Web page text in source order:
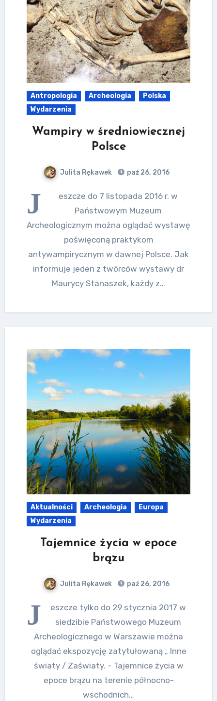
Antropologia Archeologia
Polska
Wydarzenia
Wampiry w średniowiecznej
Polsce
Julita Rękawek paź 26, 2016
J
eszcze do 7 listopada 2016 r. w
Państwowym Muzeum
Archeologicznym można oglądać wystawę
poświęconą praktykom
antywampirycznym w dawnej Polsce. Jak
informuje jeden z twórców wystawy dr
Maurycy Stanaszek, każdy z…
Aktualności Archeologia
Europa
Wydarzenia
Tajemnice życia w epoce
brązu
Julita Rękawek paź 26, 2016
J
eszcze tylko do 29 stycznia 2017 w
siedzibie Państwowego Muzeum
Archeologicznego w Warszawie można
oglądać ekspozycję zatytułowaną „ Inne
światy / Zaświaty. - Tajemnice życia w
epoce brązu na terenie północno-
wschodnich…